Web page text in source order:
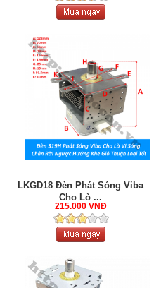
LKGD18 Đèn Phát Sóng Viba
Cho Lò ...
215.000 VNĐ